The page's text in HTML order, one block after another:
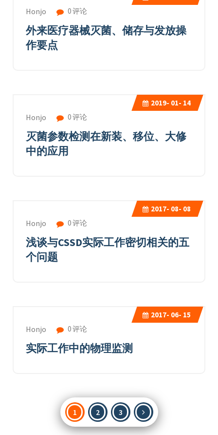
Honjo 0 评论
外来医疗器械灭菌、储存与发放操
作要点
2019- 01- 14
Honjo 0 评论
灭菌参数检测在新装、移位、大修
中的应用
2017- 08- 08
Honjo 0 评论
浅谈与CSSD实际工作密切相关的五
个问题
2017- 06- 15
Honjo 0 评论
实际工作中的物理监测
文
章
1 2 3